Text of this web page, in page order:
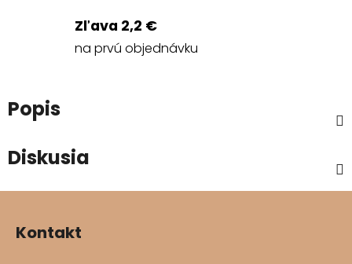
Zľava 2,2 €
na prvú objednávku
Popis
Diskusia
Kontakt